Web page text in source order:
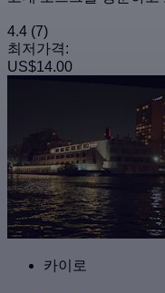
4.4 (7)
최저가격:
US$14.00
카이로